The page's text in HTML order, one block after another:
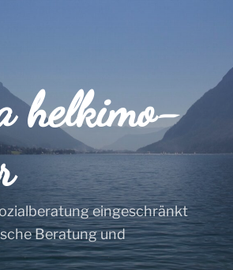
helkimo-
eingeschränkt
Beratung und